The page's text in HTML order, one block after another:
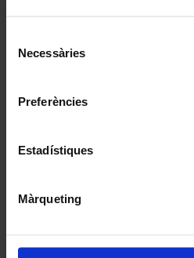
Necessàries
Preferències
Estadístiques
Màrqueting